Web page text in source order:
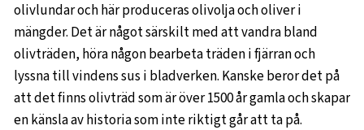
olivlundar och här produceras olivolja och oliver i
mängder. Det är något särskilt med att vandra bland
olivträden, höra någon bearbeta träden i fjärran och
lyssna till vindens sus i bladverken. Kanske beror det på
att det finns olivträd som är över 1500 år gamla och skapar
en känsla av historia som inte riktigt går att ta på.